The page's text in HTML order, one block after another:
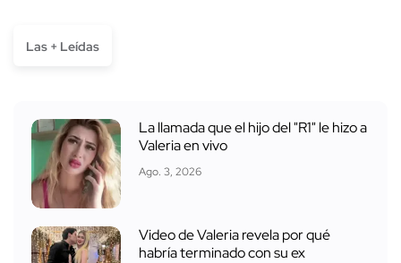
Las + Leídas
La llamada que el hijo del "R1" le hizo a
Valeria en vivo
Ago. 3, 2026
Video de Valeria revela por qué
habría terminado con su ex